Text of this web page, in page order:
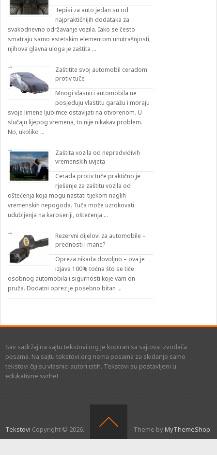
Tepisi za auto jedan su od
najpraktičnijih dodataka za
svakodnevno održavanje vozila. Iako se često
smatraju samo estetskim elementom unutrašnjosti,
njihova glavna uloga je zaštita …
Zaštitite svoj automobil ceradom
protiv tuče
Mnogi vlasnici automobila ne
posjeduju vlastitu garažu i moraju
svoje limene ljubimce ostavljati na otvorenom. U
slučaju lijepog vremena, to nije nikakav problem.
No, ukoliko …
Zaštita vozila od nepredvidivih
vremenskih uvjeta
Cerada protiv tuče praktično je
rješenje za zaštitu vozila od
oštećenja koja mogu nastati tijekom naglih
vremenskih nepogoda. Tuča može uzrokovati
udubljenja na karoseriji, oštećenja …
Rezervni dijelovi za automobile –
prednosti i mane?
Opreza nikada dovoljno – ova je
izjava 100% točna što se tiče
osobnog automobila i sigurnosti koje vam on
pruža. Dodatni oprez je posebno bitan …
Sav sadržaj na sajtu tekstovi.org je kopiran sa sajtova izvođača
pesama. Na sajtu tekstovi.org nema pesama za skidanje samo
tekstovi čiji su vlasnici autori istih. Tekstovi su postavljeni u
edukativne svrhe!
Tekstovi Copyright © 2026. Theme byMyThemeShop.